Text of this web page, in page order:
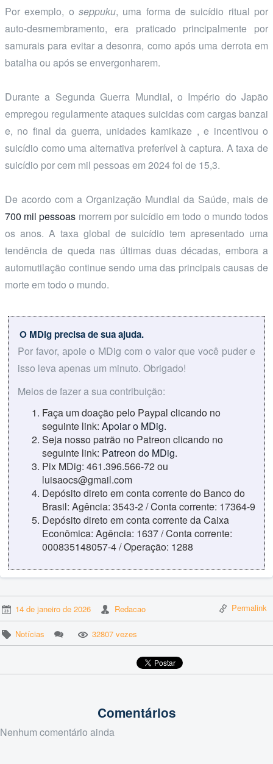
Por exemplo, o seppuku, uma forma de suicídio ritual por
auto-desmembramento, era praticado principalmente por
samurais para evitar a desonra, como após uma derrota em
batalha ou após se envergonharem.
Durante a Segunda Guerra Mundial, o Império do Japão
empregou regularmente ataques suicidas com cargas banzai
e, no final da guerra, unidades kamikaze , e incentivou o
suicídio como uma alternativa preferível à captura. A taxa de
suicídio por cem mil pessoas em 2024 foi de 15,3.
De acordo com a Organização Mundial da Saúde, mais de
700 mil pessoas morrem por suicídio em todo o mundo todos
os anos. A taxa global de suicídio tem apresentado uma
tendência de queda nas últimas duas décadas, embora a
automutilação continue sendo uma das principais causas de
morte em todo o mundo.
O MDig precisa de sua ajuda.
Por favor, apoie o MDig com o valor que você puder e
isso leva apenas um minuto. Obrigado!
Meios de fazer a sua contribuição:
Faça um doação pelo Paypal clicando no
seguinte link: Apoiar o MDig.
Seja nosso patrão no Patreon clicando no
seguinte link: Patreon do MDig.
Pix MDig: 461.396.566-72 ou
luisaocs@gmail.com
Depósito direto em conta corrente do Banco do
Brasil: Agência: 3543-2 / Conta corrente: 17364-9
Depósito direto em conta corrente da Caixa
Econômica: Agência: 1637 / Conta corrente:
000835148057-4 / Operação: 1288
14 de janeiro de 2026 Redacao Permalink
Notícias 32807 vezes
Comentários
Nenhum comentário ainda